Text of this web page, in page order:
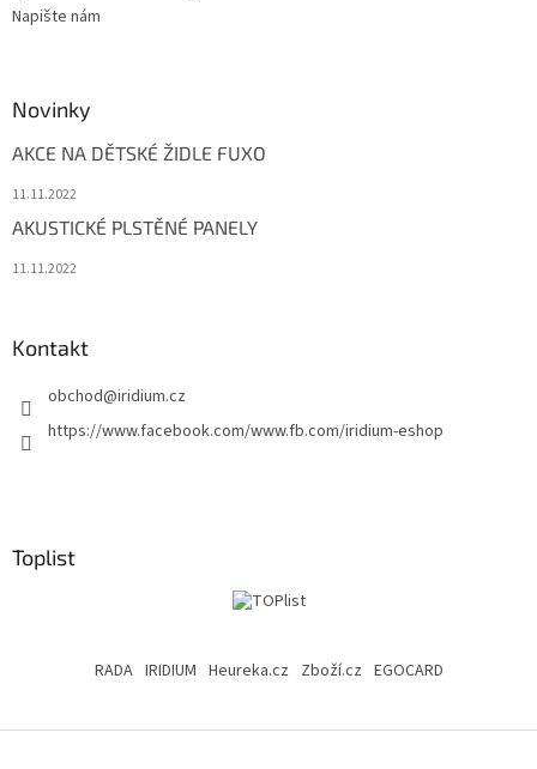
Napište nám
Novinky
AKCE NA DĚTSKÉ ŽIDLE FUXO
11.11.2022
AKUSTICKÉ PLSTĚNÉ PANELY
11.11.2022
Kontakt
obchod@iridium.cz
https://www.facebook.com/www.fb.com/iridium-eshop
Toplist
RADA IRIDIUM Heureka.cz Zboží.cz EGOCARD